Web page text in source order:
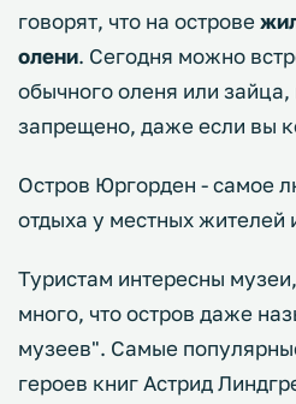
говорят, что на острове
олени. Сегодня можно
обычного оленя или зайца,
запрещено, даже если вы
Остров Юргорден - самое
отдыха у местных жителей
Туристам интересны
много, что остров даже
музеев". Самые
героев книг Астрид